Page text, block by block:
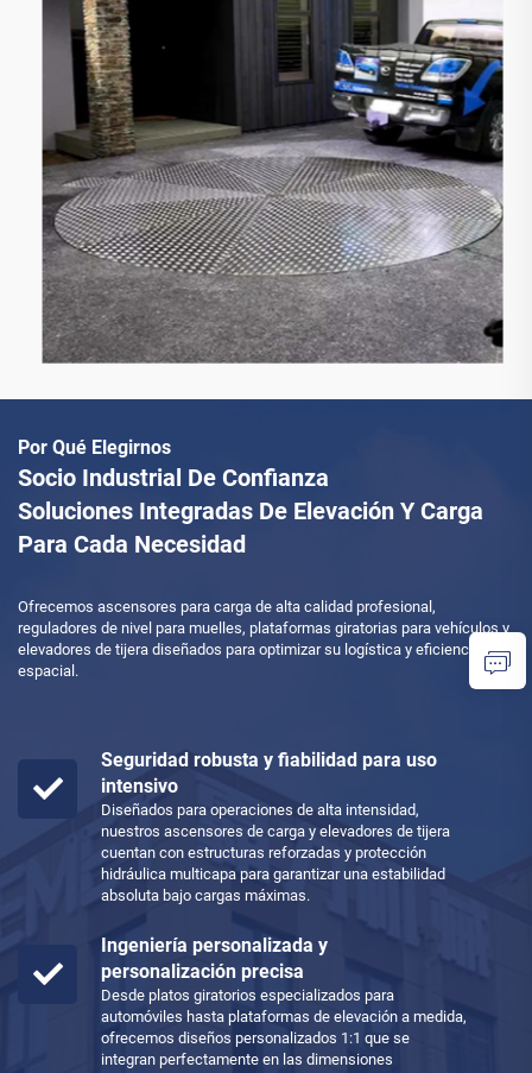
diaria como la seguridad del vehículo.
Por Qué Elegirnos
Socio Industrial De Confianza
Soluciones Integradas De Elevación Y Carga
Para Cada Necesidad
Ofrecemos ascensores para carga de alta calidad profesional,
reguladores de nivel para muelles, plataformas giratorias para vehículos y
elevadores de tijera diseñados para optimizar su logística y eficiencia
espacial.
Seguridad robusta y fiabilidad para uso
intensivo
Diseñados para operaciones de alta intensidad,
nuestros ascensores de carga y elevadores de tijera
cuentan con estructuras reforzadas y protección
hidráulica multicapa para garantizar una estabilidad
absoluta bajo cargas máximas.
Ingeniería personalizada y
personalización precisa
Desde platos giratorios especializados para
automóviles hasta plataformas de elevación a medida,
ofrecemos diseños personalizados 1:1 que se
integran perfectamente en las dimensiones